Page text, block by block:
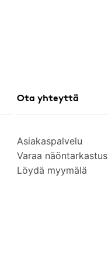
Ota yhteyttä
Asiakaspalvelu
Varaa näöntarkastus
Löydä myymälä